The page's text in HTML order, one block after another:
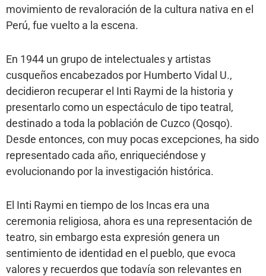
movimiento de revaloración de la cultura nativa en el
Perú, fue vuelto a la escena.
En 1944 un grupo de intelectuales y artistas
cusqueños encabezados por Humberto Vidal U.,
decidieron recuperar el Inti Raymi de la historia y
presentarlo como un espectáculo de tipo teatral,
destinado a toda la población de Cuzco (Qosqo).
Desde entonces, con muy pocas excepciones, ha sido
representado cada año, enriqueciéndose y
evolucionando por la investigación histórica.
El Inti Raymi en tiempo de los Incas era una
ceremonia religiosa, ahora es una representación de
teatro, sin embargo esta expresión genera un
sentimiento de identidad en el pueblo, que evoca
valores y recuerdos que todavía son relevantes en